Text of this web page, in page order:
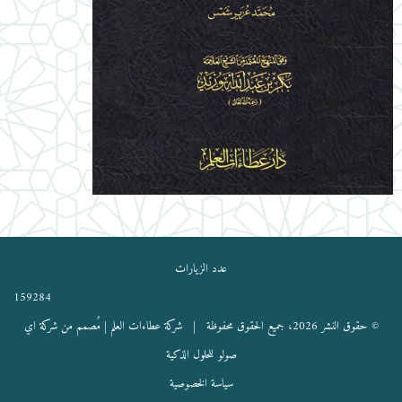
عدد الزيارات
159284
© حقوق النشر 2026، جميع الحقوق محفوظة |
شركة عطاءات العلم| مُصمم من شركة اي
صولو للحلول الذكية
سياسة الخصوصية